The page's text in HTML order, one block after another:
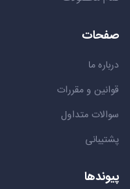
صفحات
درباره ما
قوانین و مقررات
سوالات متداول
پشتیبانی
پیوندها